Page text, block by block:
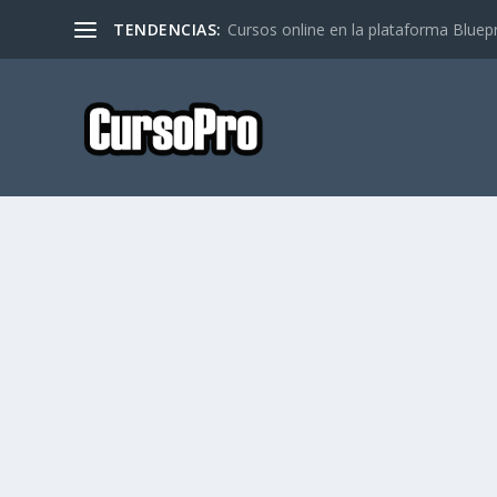
TENDENCIAS: Cursos online en la plataforma